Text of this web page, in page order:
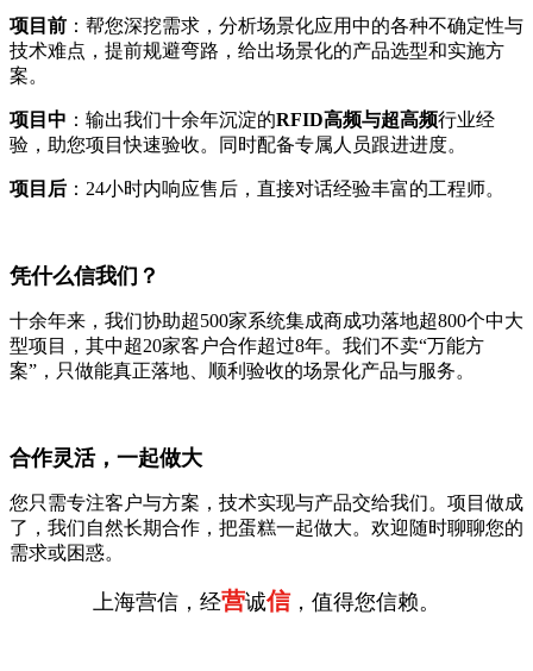
项目前 ：帮您深挖需求，分析场景化应用中的各种不确定性与
技术难点，提前规避弯路，给出场景化的产品选型和实施方
案。
项目中 ：输出我们十余年沉淀的RFID高频与超高频行业经
验，助您项目快速验收。同时配备专属人员跟进进度。
项目后 ：24小时内响应售后，直接对话经验丰富的工程师。
凭什么信我们？
十余年来，我们协助超500家系统集成商成功落地超800个中大
型项目，其中超20家客户合作超过8年。我们不卖“万能方
案”，只做能真正落地、顺利验收的场景化产品与服务。
合作灵活，一起做大
您只需专注客户与方案，技术实现与产品交给我们。项目做成
了，我们自然长期合作，把蛋糕一起做大。欢迎随时聊聊您的
需求或困惑。
上海营信，经营诚信，值得您信赖。